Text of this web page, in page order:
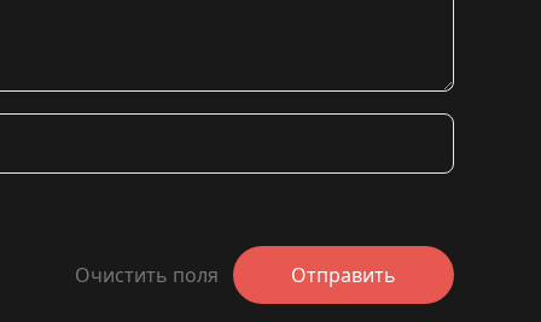
Очистить поля Отправить